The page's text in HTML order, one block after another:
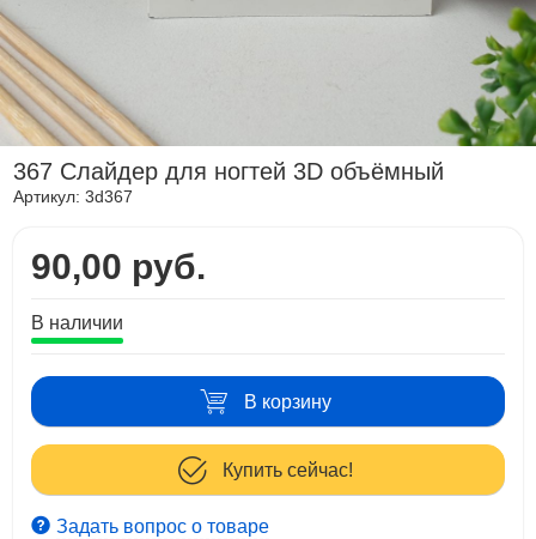
367 Слайдер для ногтей 3D объёмный
Артикул:3d367
90,00 руб.
В наличии
В корзину
Купить сейчас!
Задать вопрос о товаре